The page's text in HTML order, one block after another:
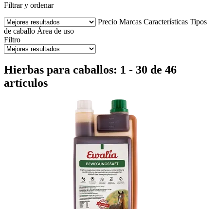
Filtrar y ordenar
Precio Marcas Características Tipos
de caballo Área de uso
Filtro
Hierbas para caballos: 1 - 30 de 46
artículos